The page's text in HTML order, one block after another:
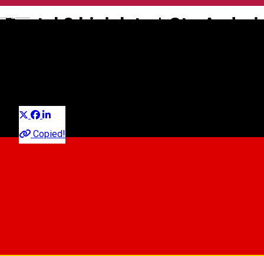
Rastel 2 biciclete * Str. Andrei
Copied!